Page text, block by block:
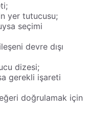
yer tutucusu;
seçimi
devre dışı
dizesi;
gerekli işareti
doğrulamak için